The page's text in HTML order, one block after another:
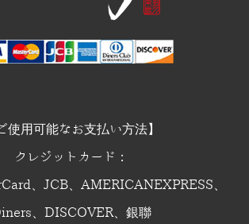
使用可能なお支払い方法】
クレジットカード：
、JCB、AMERICANEXPRESS、
、DISCOVER、銀聯